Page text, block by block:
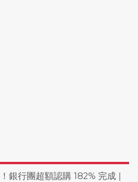
銀行團超額認購 182% 完成 |